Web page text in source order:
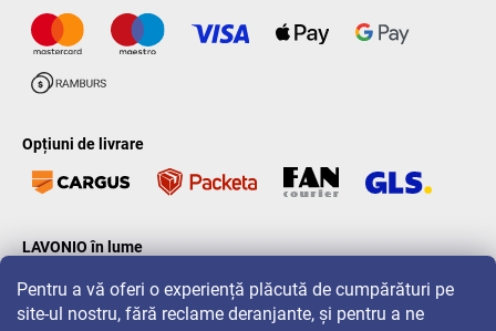
Pentru a vă oferi o experiență plăcută de cumpărături pe
site-ul nostru, fără reclame deranjante, și pentru a ne
Opțiuni de livrare
LAVONIO în lume